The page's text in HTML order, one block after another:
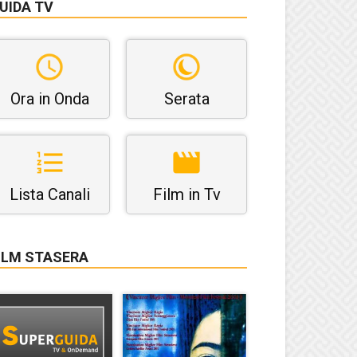
TV
Ora in Onda Serata
Lista Canali Film in Tv
STASERA